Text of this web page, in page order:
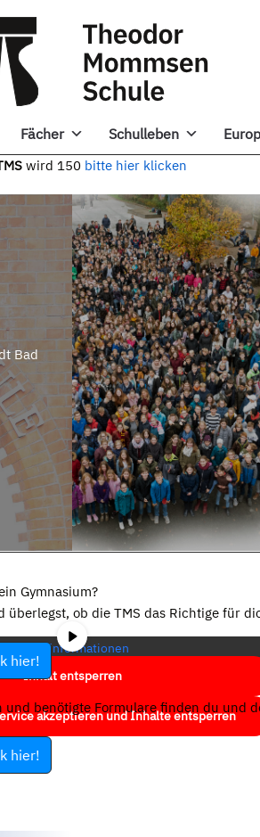
Fächer Schulleben
wird 150 bitte hier klicken
Bad
klicken Sie auf die Schaltfläche
dabei Daten an Drittanbieter weitergegeben
werden.
Mehr Informationen
Inhalt entsperren
akzeptieren und Inhalte entsperren
Gymnasium?
ob die TMS das Richtige für
hier!
benötigte Formulare finden du und
hier!